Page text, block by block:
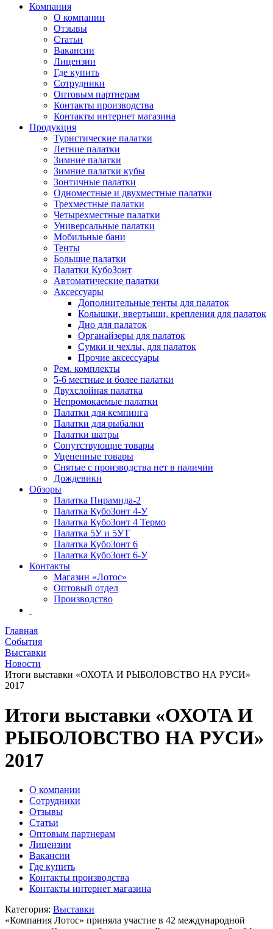
Компания
O компании
Отзывы
Статьи
Вакансии
Лицензии
Где купить
Сотрудники
Оптовым партнерам
Контакты производства
Контакты интернет магазина
Продукция
Туристические палатки
Летние палатки
Зимние палатки
Зимние палатки кубы
Зонтичные палатки
Одноместные и двухместные палатки
Трехместные палатки
Четырехместные палатки
Универсальные палатки
Мобильные бани
Тенты
Большие палатки
Палатки КубоЗонт
Автоматические палатки
Аксессуары
Дополнительные тенты для палаток
Колышки, ввертыши, крепления для палаток
Дно для палаток
Органайзеры для палаток
Сумки и чехлы, для палаток
Прочие аксессуары
Рем. комплекты
5-6 местные и более палатки
Двухслойная палатка
Непромокаемые палатки
Палатки для кемпинга
Палатки для рыбалки
Палатки шатры
Сопутствующие товары
Уцененные товары
Снятые с производства нет в наличии
Дождевики
Обзоры
Палатка Пирамида-2
Палатка КубоЗонт 4-У
Палатка КубоЗонт 4 Термо
Палатка 5У и 5УТ
Палатка КубоЗонт 6
Палатка КубоЗонт 6-У
Контакты
Магазин «Лотос»
Оптовый отдел
Производство
Главная
События
Выставки
Новости
Итоги выставки «ОХОТА И РЫБОЛОВСТВО НА РУСИ»
2017
Итоги выставки «ОХОТА И
РЫБОЛОВСТВО НА РУСИ»
2017
O компании
Сотрудники
Отзывы
Статьи
Оптовым партнерам
Лицензии
Вакансии
Где купить
Контакты производства
Контакты интернет магазина
Категория: Выставки
«Компания Лотос» приняла участие в 42 международной